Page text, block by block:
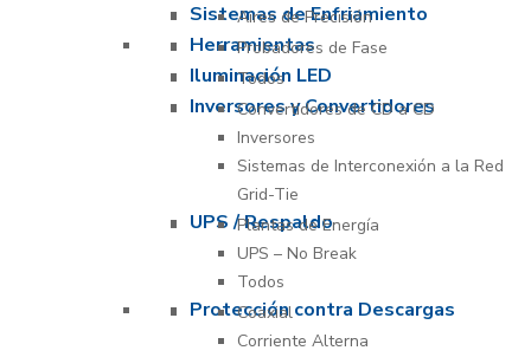
Sistemas de Enfriamiento
Aires de Precisión
Herramientas
Probadores de Fase
Iluminación LED
Todos
Inversores y Convertidores
Convertidores de CD a CD
Inversores
Sistemas de Interconexión a la Red
Grid-Tie
UPS / Respaldo
Plantas de Energía
UPS – No Break
Todos
Protección contra Descargas
Coaxial
Corriente Alterna